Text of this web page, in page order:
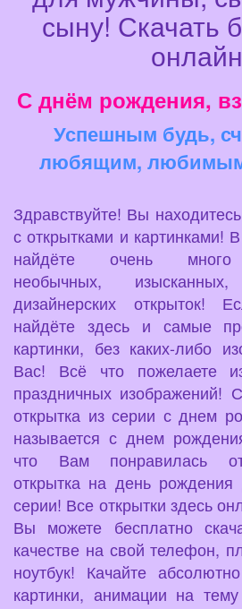
сыну! Скачать
С днём рождения,
Успешным будь,
любящим,
Здравствуйте! Вы
с открытками и картинками!
найдёте очень много
необычных, изысканных,
дизайнерских открыток!
найдёте здесь и самые
картинки, без каких-либо
Вас! Всё что пожелаете
праздничных изображений!
открытка из серии с днем
называется с днем
что Вам понравилась
открытка на день
серии! Все открытки здесь
Вы можете бесплатно
качестве на свой телефон,
ноутбук! Качайте
картинки, анимации на